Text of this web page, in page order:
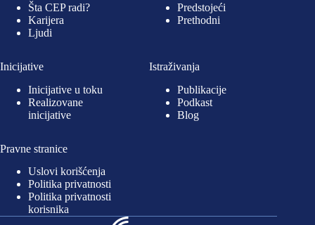
Šta CEP radi?
Karijera
Ljudi
Predstojeći
Prethodni
Inicijative
Inicijative u toku
Realizovane
inicijative
Istraživanja
Publikacije
Podkast
Blog
Pravne stranice
Uslovi korišćenja
Politika privatnosti
Politika privatnosti
korisnika